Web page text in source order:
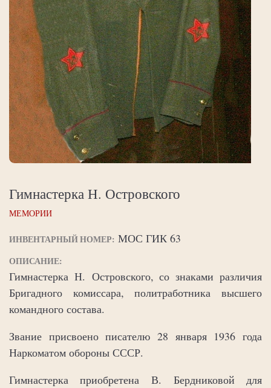
Гимнастерка Н. Островского
МЕМОРИИ
ИНВЕНТАРНЫЙ НОМЕР: МОС ГИК 63
ОПИСАНИЕ:
Гимнастерка Н. Островского, со знаками различия
Бригадного комиссара, политработника высшего
командного состава.
Звание присвоено писателю 28 января 1936 года
Наркоматом обороны СССР.
Гимнастерка приобретена В. Бердниковой для